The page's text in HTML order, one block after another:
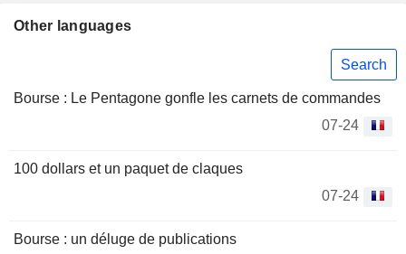
Other languages
Search
Bourse : Le Pentagone gonfle les carnets de commandes
07-24
100 dollars et un paquet de claques
07-24
Bourse : un déluge de publications